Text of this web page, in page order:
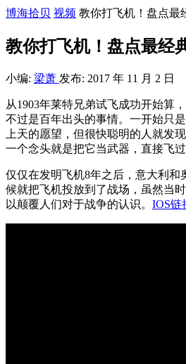
博海拾贝 视频 教你打飞机！盘点最
教你打飞机！盘点最经
小编: 梁萧 发布: 2017 年 11 月 2 日
从1903年莱特兄弟试飞成功开始算
不过是百年出头的事情。一开始只
上天的愿望，但很快聪明的人就发
一个念头就是把它当武器，直接飞过
仅仅在发明飞机8年之后，意大利和
候就把飞机投放到了战场，虽然当
以颠覆人们对于战争的认识。 IOS链